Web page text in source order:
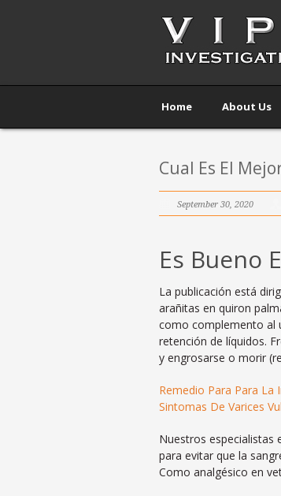
Home About Us
Cual Es El
September 30, 2020
Es Bueno
La publicación está
arañitas en quiron
como complemento al
retención de líquidos.
y engrosarse o morir
Remedio Para Para La
Sintomas De Varices
Nuestros especialistas
para evitar que la
Como analgésico en